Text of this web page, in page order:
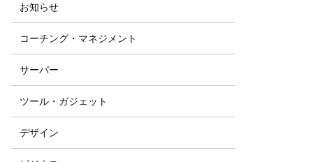
お知らせ
コーチング・マネジメント
サーバー
ツール・ガジェット
デザイン